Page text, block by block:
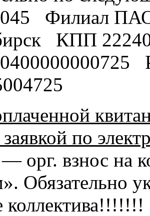
Филиал
КПП
по
орг. взнос на
Обязательно
коллектива!!!!!!!